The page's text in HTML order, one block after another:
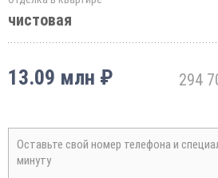
чистовая
13.09 млн ₽ 294
Оставьте свой номер телефона и
минуту